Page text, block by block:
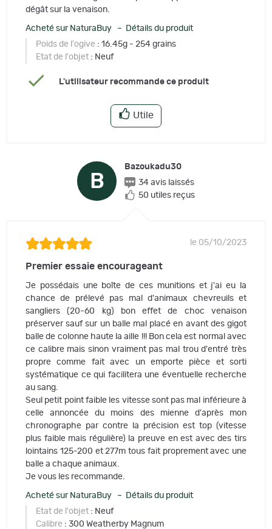
dégât sur la venaison.
Acheté sur NaturaBuy – Détails du produit
Poids de l'ogive : 16.45g - 254 grains
Etat de l'objet : Neuf
L'utilisateur recommande ce produit
Utile
B
Bazoukadu30
34 avis laissés
50 utiles reçus
le 05/10/2023
Premier essaie encourageant
Je possédais une boîte de ces munitions et j'ai eu la
chance de prélevé pas mal d'animaux chevreuils et
sangliers (20-60 kg) bon effet de choc venaison
préserver sauf sur un balle mal placé en avant des gigot
balle de colonne haute la aille !!! Bon cela est normal avec
ce calibre mais sinon vraiment pas mal trou d'entré très
propre comme fait avec un emporte pièce et sorti
systématique ce qui facilitera une éventuelle recherche
au sang.
Seul petit point faible les vitesse sont pas mal inférieure à
celle annoncée du moins des mienne d'après mon
chronographe par contre la précision est top (vitesse
plus faible mais régulière) la preuve en est avec des tirs
lointains 125-200 et 277m tous fait proprement avec une
balle a chaque animaux.
Je vous les recommande.
Acheté sur NaturaBuy – Détails du produit
Etat de l'objet : Neuf
Calibre : 300 Weatherby Magnum